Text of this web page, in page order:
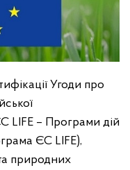
Угоди про
LIFE – Програми дій
ЄС LIFE),
природних